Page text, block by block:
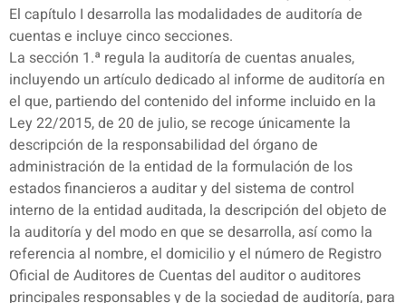
El capítulo I desarrolla las modalidades de auditoría de
cuentas e incluye cinco secciones.
La sección 1.ª regula la auditoría de cuentas anuales,
incluyendo un artículo dedicado al informe de auditoría en
el que, partiendo del contenido del informe incluido en la
Ley 22/2015, de 20 de julio, se recoge únicamente la
descripción de la responsabilidad del órgano de
administración de la entidad de la formulación de los
estados financieros a auditar y del sistema de control
interno de la entidad auditada, la descripción del objeto de
la auditoría y del modo en que se desarrolla, así como la
referencia al nombre, el domicilio y el número de Registro
Oficial de Auditores de Cuentas del auditor o auditores
principales responsables y de la sociedad de auditoría, para